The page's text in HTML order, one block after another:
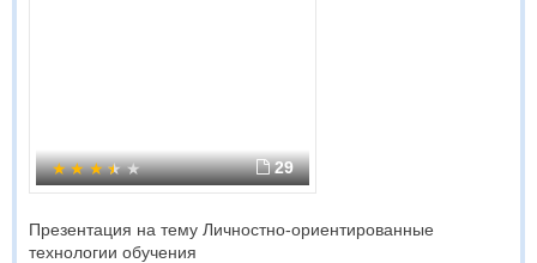
29
Презентация на тему Личностно-ориентированные
технологии обучения